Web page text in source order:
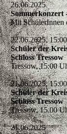
26.06.2025
Sommerkonzert
Mit
22.06.2025, 15:00
Schüler der
Schloss Tressow
Tressow, 15:00
21.06.2025, 15:00
Schüler der
Schloss Tressow
Tressow, 15.00
21.06.2025